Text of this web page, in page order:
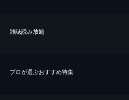
雑誌読み放題
プロが選ぶおすすめ特集